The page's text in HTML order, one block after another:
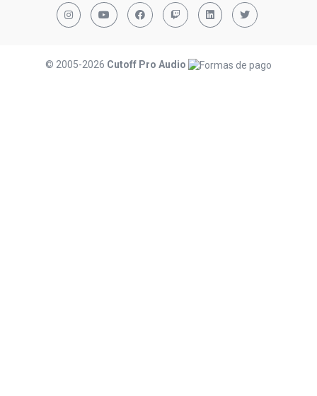
© 2005-2026 Cutoff Pro Audio